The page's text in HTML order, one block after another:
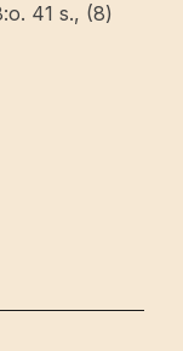
41 s., (8)